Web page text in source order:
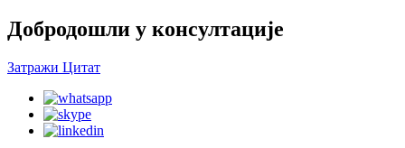
Добродошли у консултације
Затражи Цитат